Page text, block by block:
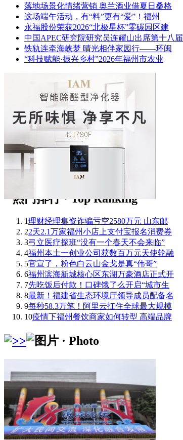
落地场景化情绪营销 奥兰酒业借夏日桑格
这场端午活动，有“料”更有“爱”！福州
永福股份荣获2026“北极星杯”零碳园区建
中国APEC研究院研究员连耀山出席第十八届
铁轨连牵海峡梦 晴光相伴家园行——环闽
“科技赋能·振兴乡村”2026年福州市农业
1理财经理集资诈骗亏空2580万元 山东邮
22天2.1万家福州小店上支付宝报名消费券
3弓立医疗探班“没有一个春天不会来临”
4福州本土一创业公司获数百万元天使轮融
5官宣了，粉色白云山金戈是真“伟哥”
6福州滨海新城核心区东湖万豪酒店正式开
7先吃饭后付款！口碑饿了么开启“城市生
8最新！福建省生态环境厅领导成员配备名
9每秒58.3万笔！阿里云扛住全球最大规模
10疫情下福州餐饮商家如何转型 高端品牌